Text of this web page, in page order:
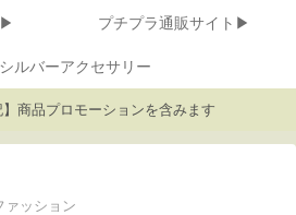
プチプラ通販サイト▶
ルバーアクセサリー
】商品プロモーションを含みます
ァッション